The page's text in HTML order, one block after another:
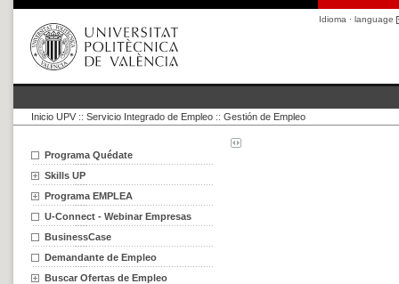
Idioma · language
Inicio UPV :: Servicio Integrado de Empleo :: Gestión de Empleo
Programa Quédate
Skills UP
Programa EMPLEA
U-Connect - Webinar Empresas
BusinessCase
Demandante de Empleo
Buscar Ofertas de Empleo